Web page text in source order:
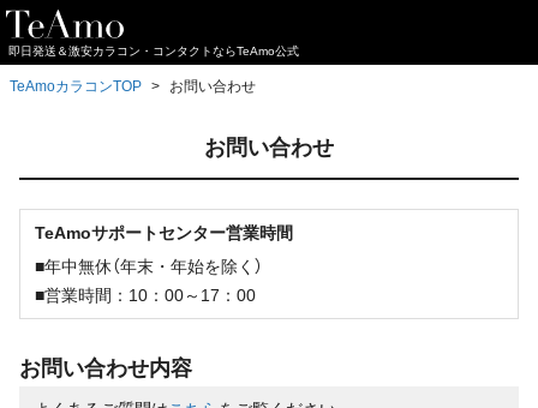
即日発送＆激安カラコン・コンタクトならTeAmo公式
TeAmoカラコンTOP お問い合わせ
お問い合わせ
TeAmoサポートセンター営業時間
■年中無休（年末・年始を除く）
■営業時間：10：00～17：00
お問い合わせ内容